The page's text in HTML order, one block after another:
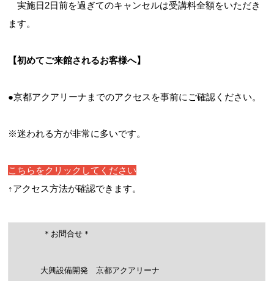
実施日2日前を過ぎてのキャンセルは受講料全額をいただき
ます。
【初めてご来館されるお客様へ】
●京都アクアリーナまでのアクセスを事前にご確認ください。
※迷われる方が非常に多いです。
こちらをクリックしてください
↑アクセス方法が確認できます。
＊お問合せ＊
大興設備開発 京都アクアリーナ